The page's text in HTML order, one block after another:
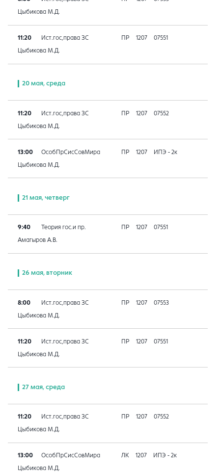
Цыбикова М.Д.
11:20 Ист.гос,права ЗС ПР 1207 07551
Цыбикова М.Д.
20 мая, среда
11:20 Ист.гос,права ЗС ПР 1207 07552
Цыбикова М.Д.
13:00 ОсобПрСисСовМира ПР 1207 ИПЭ - 2к
Цыбикова М.Д.
21 мая, четверг
9:40 Теория гос.и пр. ПР 1207 07551
Амагыров А.В.
26 мая, вторник
8:00 Ист.гос,права ЗС ПР 1207 07553
Цыбикова М.Д.
11:20 Ист.гос,права ЗС ПР 1207 07551
Цыбикова М.Д.
27 мая, среда
11:20 Ист.гос,права ЗС ПР 1207 07552
Цыбикова М.Д.
13:00 ОсобПрСисСовМира ЛК 1207 ИПЭ - 2к
Цыбикова М.Д.